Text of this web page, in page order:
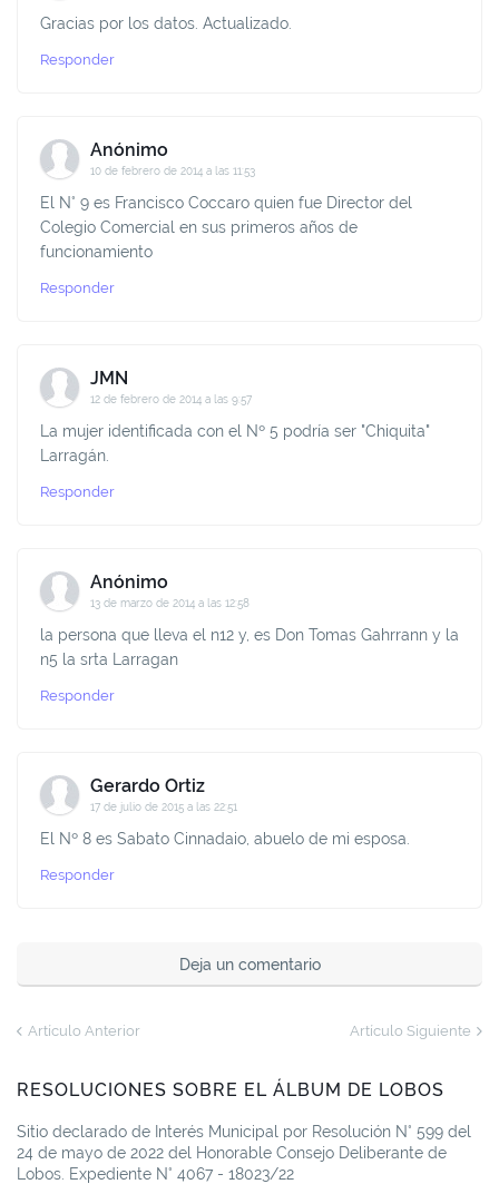
Gracias por los datos. Actualizado.
Responder
Anónimo
10 de febrero de 2014 a las 11:53
El N° 9 es Francisco Coccaro quien fue Director del
Colegio Comercial en sus primeros años de
funcionamiento
Responder
JMN
12 de febrero de 2014 a las 9:57
La mujer identificada con el Nº 5 podría ser "Chiquita"
Larragán.
Responder
Anónimo
13 de marzo de 2014 a las 12:58
la persona que lleva el n12 y, es Don Tomas Gahrrann y la
n5 la srta Larragan
Responder
Gerardo Ortiz
17 de julio de 2015 a las 22:51
El Nº 8 es Sabato Cinnadaio, abuelo de mi esposa.
Responder
Deja un comentario
Artículo Anterior Artículo Siguiente
RESOLUCIONES SOBRE EL ÁLBUM DE LOBOS
Sitio declarado de Interés Municipal por Resolución N° 599 del
24 de mayo de 2022 del Honorable Consejo Deliberante de
Lobos. Expediente N° 4067 - 18023/22